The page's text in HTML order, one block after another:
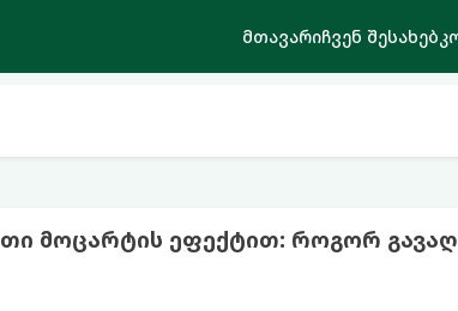
მთავარიჩვენ შესახებ
მოცარტის ეფექტით: როგორ